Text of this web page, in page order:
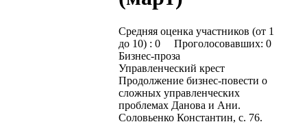
Средняя оценка участников (от 1
до 10) : 0 Проголосовавших: 0
Бизнес-проза
Управленческий крест
Продолжение бизнес-повести о
сложных управленческих
проблемах Данова и Ани.
Соловьенко Константин, с. 76.